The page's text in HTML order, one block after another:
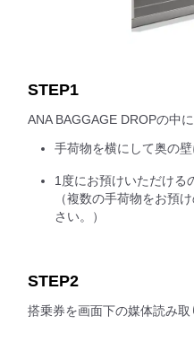
STEP1
ANA BAGGAGE DROPの中
手荷物を横にして奥の
1度にお預けいただける
（複数の手荷物をお預
さい。）
STEP2
搭乗券を画面下の媒体読み取